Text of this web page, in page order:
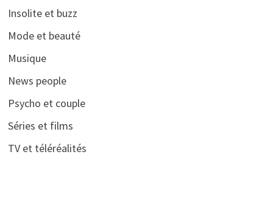
Insolite et buzz
Mode et beauté
Musique
News people
Psycho et couple
Séries et films
TV et téléréalités